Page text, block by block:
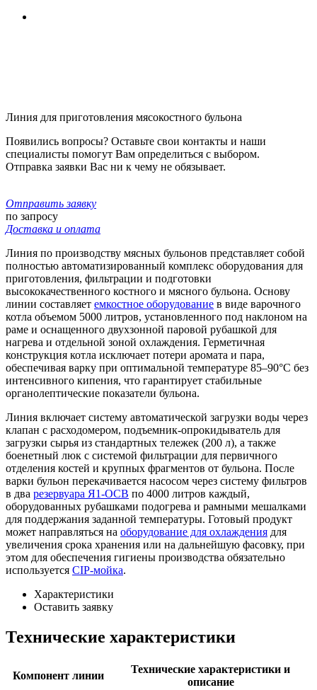
Линия для приготовления мясокостного бульона
Появились вопросы? Оставьте свои контакты и наши
специалисты помогут Вам определиться с выбором.
Отправка заявки Вас ни к чему не обязывает.
Отправить заявку
по запросу
Доставка и оплата
Линия по производству мясных бульонов представляет собой
полностью автоматизированный комплекс оборудования для
приготовления, фильтрации и подготовки
высококачественного костного и мясного бульона. Основу
линии составляет емкостное оборудование в виде варочного
котла объемом 5000 литров, установленного под наклоном на
раме и оснащенного двухзонной паровой рубашкой для
нагрева и отдельной зоной охлаждения. Герметичная
конструкция котла исключает потери аромата и пара,
обеспечивая варку при оптимальной температуре 85–90°C без
интенсивного кипения, что гарантирует стабильные
органолептические показатели бульона.
Линия включает систему автоматической загрузки воды через
клапан с расходомером, подъемник-опрокидыватель для
загрузки сырья из стандартных тележек (200 л), а также
боенетный люк с системой фильтрации для первичного
отделения костей и крупных фрагментов от бульона. После
варки бульон перекачивается насосом через систему фильтров
в два резервуара Я1-ОСВ по 4000 литров каждый,
оборудованных рубашками подогрева и рамными мешалками
для поддержания заданной температуры. Готовый продукт
может направляться на оборудование для охлаждения для
увеличения срока хранения или на дальнейшую фасовку, при
этом для обеспечения гигиены производства обязательно
используется CIP-мойка.
Характеристики
Оставить заявку
Технические характеристики
Компонент линии
Технические характеристики и
описание